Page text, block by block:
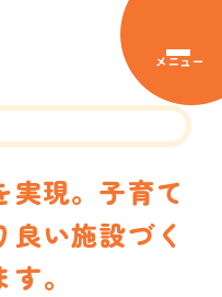
メニュー
実現。子育て
良い施設づく
。